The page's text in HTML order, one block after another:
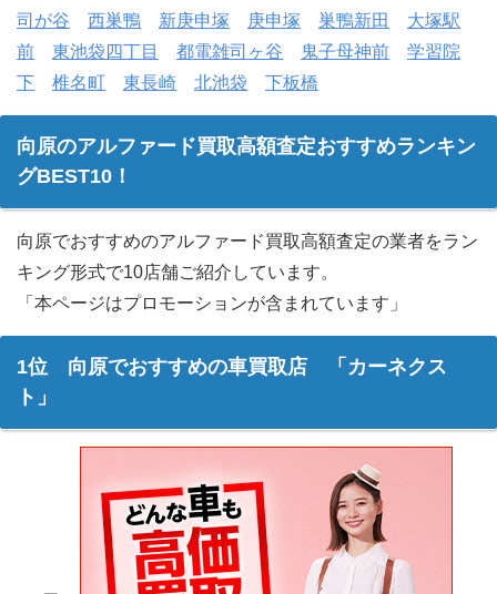
司が谷
西巣鴨 新庚申塚 庚申塚 巣鴨新田
大塚駅
前
東池袋四丁目 都電雑司ヶ谷 鬼子母神前
学習院
下
椎名町 東長崎 北池袋 下板橋
向原のアルファード買取高額査定おすすめランキン
グBEST10！
向原でおすすめのアルファード買取高額査定の業者をラン
キング形式で10店舗ご紹介しています。
「本ページはプロモーションが含まれています」
1位 向原でおすすめの車買取店 「カーネクス
ト」